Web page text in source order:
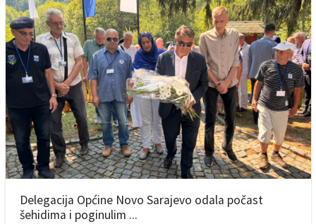
Delegacija Općine Novo Sarajevo odala počast
šehidima i poginulim ...